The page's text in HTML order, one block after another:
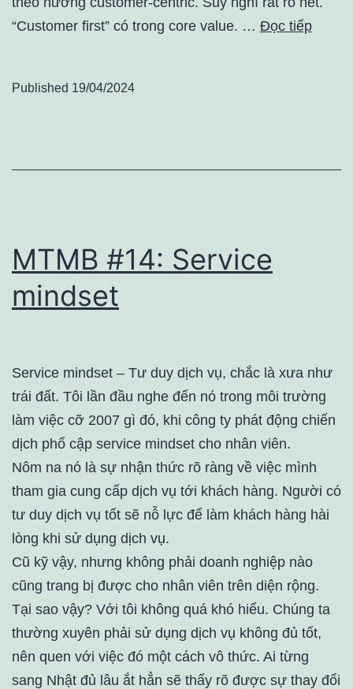
“Customer first” có trong core value. … Đọc tiếp
Published 19/04/2024
MTMB #14: Service
mindset
Service mindset – Tư duy dịch vụ, chắc là xưa như
trái đất. Tôi lần đầu nghe đến nó trong môi trường
làm việc cỡ 2007 gì đó, khi công ty phát động chiến
dịch phổ cập service mindset cho nhân viên.
Nôm na nó là sự nhận thức rõ ràng về việc mình
tham gia cung cấp dịch vụ tới khách hàng. Người có
tư duy dịch vụ tốt sẽ nỗ lực để làm khách hàng hài
lòng khi sử dụng dịch vụ.
Cũ kỹ vậy, nhưng không phải doanh nghiệp nào
cũng trang bị được cho nhân viên trên diện rộng.
Tại sao vậy? Với tôi không quá khó hiểu. Chúng ta
thường xuyên phải sử dụng dịch vụ không đủ tốt,
nên quen với việc đó một cách vô thức. Ai từng
sang Nhật đủ lâu ắt hẳn sẽ thấy rõ được sự thay đổi